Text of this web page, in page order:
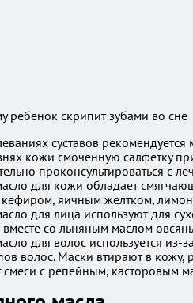
ребенок скрипит зубами во сне
суставов
кожи смоченную салфетку
проконсультироваться с
для кожи обладает
кефиром, яичным желтком,
для лица используют для
вместе со льняным маслом
для волос используется из-
волос. Маски втирают в кожу,
смеси с репейным, касторовым